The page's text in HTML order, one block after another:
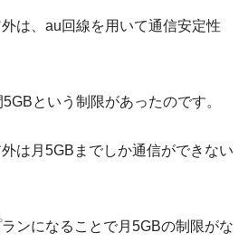
は、au回線を用いて通信安定性
という制限があったのです。
は月5GBまでしか通信ができない
ンになることで月5GBの制限がな